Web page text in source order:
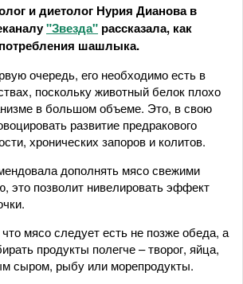
и диетолог Нурия Дианова в
"Звезда" рассказала, как
шашлыка.
очередь, его необходимо есть в
поскольку животный белок плохо
в большом объеме. Это, в свою
развитие предракового
хронических запоров и колитов.
дополнять мясо свежими
это позволит нивелировать эффект
мясо следует есть не позже обеда, а
продукты полегче – творог, яйца,
сыром, рыбу или морепродукты.